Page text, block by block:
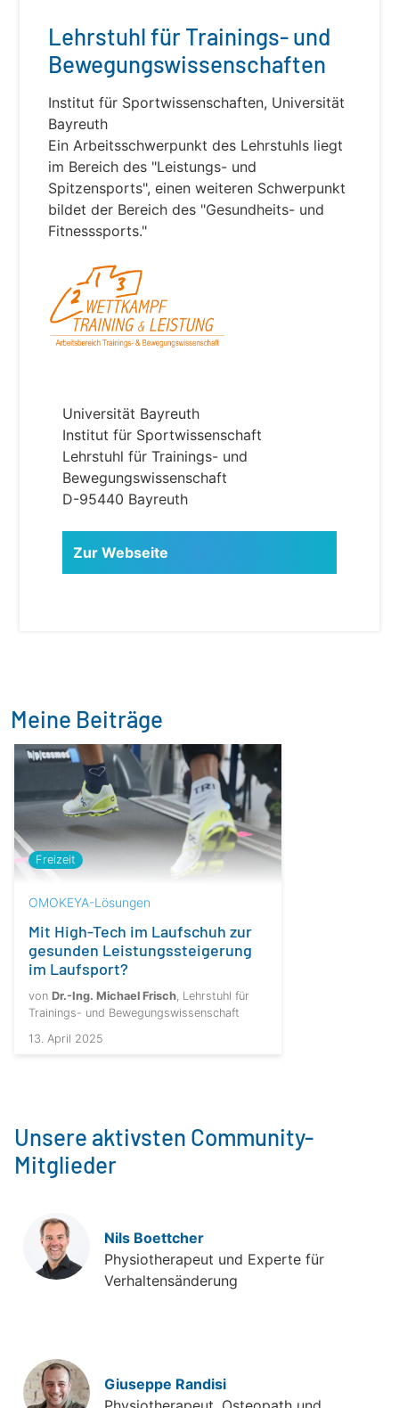
Lehrstuhl für Trainings- und
Bewegungswissenschaften
Institut für Sportwissenschaften, Universität
Bayreuth
Ein Arbeitsschwerpunkt des Lehrstuhls liegt
im Bereich des "Leistungs- und
Spitzensports", einen weiteren Schwerpunkt
bildet der Bereich des "Gesundheits- und
Fitnesssports."
Universität Bayreuth
Institut für Sportwissenschaft
Lehrstuhl für Trainings- und
Bewegungswissenschaft
D-95440 Bayreuth
Zur Webseite
Meine Beiträge
Freizeit
OMOKEYA-Lösungen
Mit High-Tech im Laufschuh zur
gesunden Leistungssteigerung
im Laufsport?
von Dr.-Ing. Michael Frisch , Lehrstuhl für
Trainings- und Bewegungswissenschaft
13. April 2025
Unsere aktivsten Community-
Mitglieder
Nils Boettcher
Physiotherapeut und Experte für
Verhaltensänderung
Giuseppe Randisi